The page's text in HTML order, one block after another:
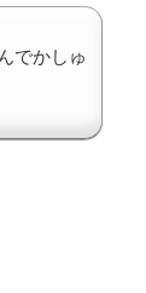
でかしゅ